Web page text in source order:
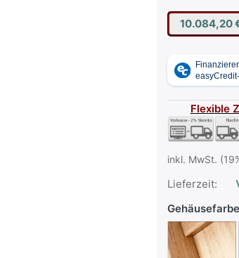
10.084,20
Flexible
inkl. MwSt.
Lieferzeit: